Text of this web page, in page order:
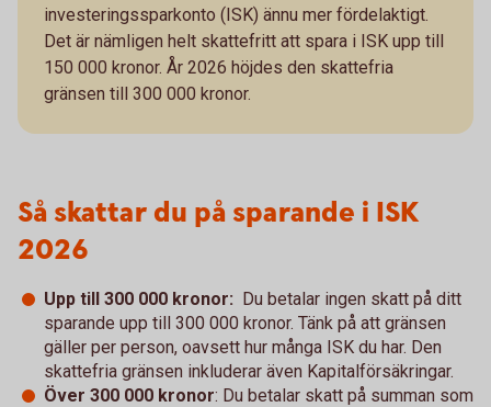
investeringssparkonto (ISK) ännu mer fördelaktigt.
Det är nämligen helt skattefritt att spara i ISK upp till
150 000 kronor. År 2026 höjdes den skattefria
gränsen till 300 000 kronor.
Så skattar du på sparande i ISK
2026
Upp till 300 000 kronor: Du betalar ingen skatt på ditt
sparande upp till 300 000 kronor. Tänk på att gränsen
gäller per person, oavsett hur många ISK du har. Den
skattefria gränsen inkluderar även Kapitalförsäkringar.
Över 300 000 kronor: Du betalar skatt på summan som